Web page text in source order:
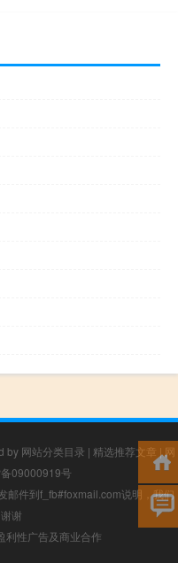
by 网站分类目录 | 精选推荐文章 |网
09000919号
邮件到f_fb#foxmail.com说明，我们
谢
利性广告及商业合作